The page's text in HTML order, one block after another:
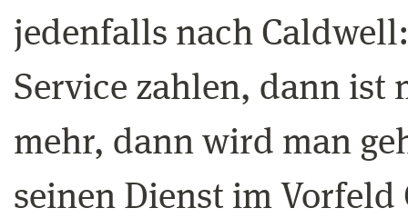
jedenfalls nach
Service zahlen, dann ist
mehr, dann wird man
seinen Dienst im